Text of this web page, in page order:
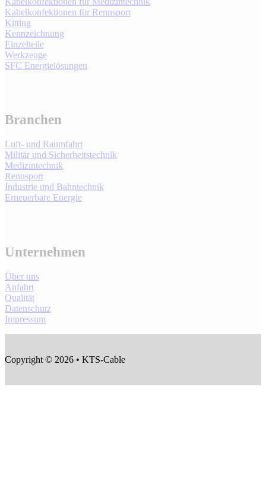
Kabelkonfektionen für Rennsport
Kitting
Kennzeichnung
Einzelteile
Werkzeuge
SFC Energielösungen
Branchen
Luft- und Raumfahrt
Militär und Sicherheitstechnik
Medizintechnik
Rennsport
Industrie und Bahntechnik
Erneuerbare Energie
Unternehmen
Über uns
Anfahrt
Qualität
Datenschutz
Impressum
Copyright © 2026 • KTS-Cable